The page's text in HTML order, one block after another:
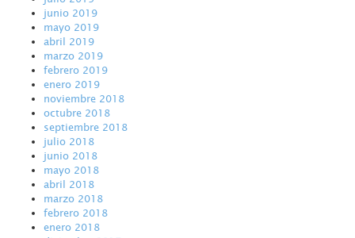
junio 2019
mayo 2019
abril 2019
marzo 2019
febrero 2019
enero 2019
noviembre 2018
octubre 2018
septiembre 2018
julio 2018
junio 2018
mayo 2018
abril 2018
marzo 2018
febrero 2018
enero 2018